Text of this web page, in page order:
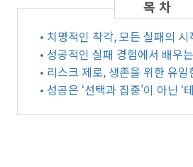
• 치명적인 착각, 모든 실패의 시
• 성공적인 실패 경험에서 배우
• 리스크 제로, 생존을 위한 유일
• 성공은 ‘선택과 집중’이 아닌 ‘